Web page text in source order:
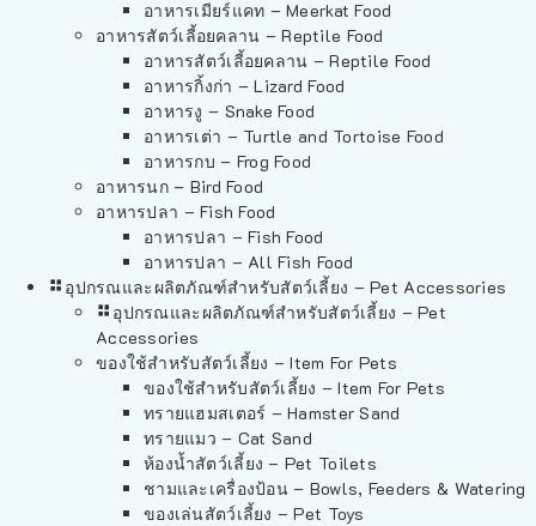
อาหารเมียร์แคท – Meerkat Food
อาหารสัตว์เลี้อยคลาน – Reptile Food
อาหารสัตว์เลี้อยคลาน – Reptile Food
อาหารกิ้งก่า – Lizard Food
อาหารงู – Snake Food
อาหารเต่า – Turtle and Tortoise Food
อาหารกบ – Frog Food
อาหารนก – Bird Food
อาหารปลา – Fish Food
อาหารปลา – Fish Food
อาหารปลา – All Fish Food
อุปกรณและผลิตภัณฑ์สำหรับสัตว์เลี้ยง – Pet Accessories
อุปกรณและผลิตภัณฑ์สำหรับสัตว์เลี้ยง – Pet
Accessories
ของใช้สำหรับสัตว์เลี้ยง – Item For Pets
ของใช้สำหรับสัตว์เลี้ยง – Item For Pets
ทรายแฮมสเตอร์ – Hamster Sand
ทรายแมว – Cat Sand
ห้องน้ำสัตว์เลี้ยง – Pet Toilets
ชามและเครื่องป้อน – Bowls, Feeders & Watering
ของเล่นสัตว์เลี้ยง – Pet Toys